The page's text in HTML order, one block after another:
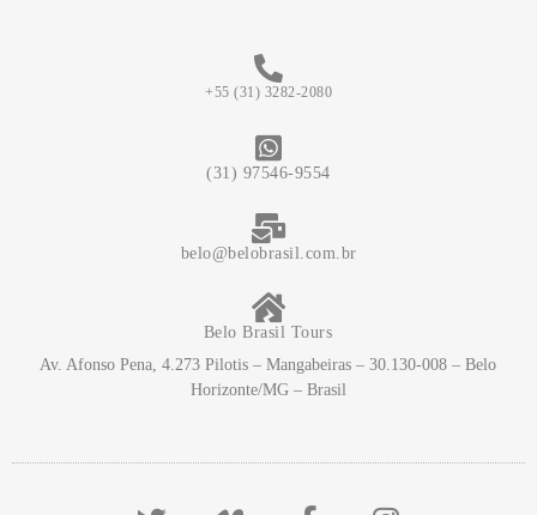
+55 (31) 3282-2080
(31) 97546-9554
belo@belobrasil.com.br
Belo Brasil Tours
Av. Afonso Pena, 4.273 Pilotis – Mangabeiras – 30.130-008 – Belo
Horizonte/MG – Brasil